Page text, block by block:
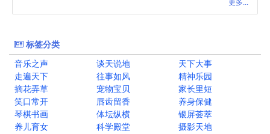
更多...
标签分类
音乐之声
谈天说地
天下大事
走遍天下
往事如风
精神乐园
摘花弄草
宠物宝贝
家长里短
笑口常开
唇齿留香
养身保健
琴棋书画
体坛纵横
银屏荟萃
养儿育女
科学殿堂
摄影天地